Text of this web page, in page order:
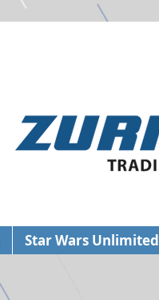
Star Wars Unlimited